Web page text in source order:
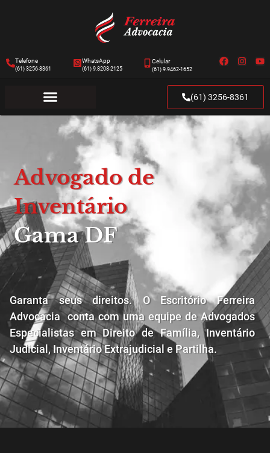
Telefone
(61) 3256-8361
WhatsApp
(61) 9.8208-2125
Celular
(61) 9.9462-1652
(61) 3256-8361
Advogado de
Inventário
Gama DF
Garanta seus direitos. O Escritório Ferreira
Advocacia conta com uma equipe de Advogados
Especialistasem Direito de Família, Inventário
Judicial, Inventário Extrajudicial e Partilha.